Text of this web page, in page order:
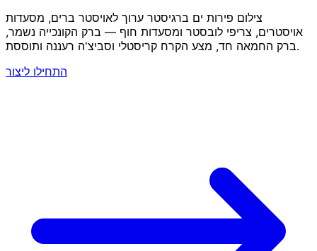
צילום פירות ים ברגיסטר ערוך לאויסטר ברים, מסעדות
אויסטרים, צריפי לובסטר ומסעדות חוף — ברק הקונכייה נשמר,
ברק החמאה חד, מצע הקרח קריסטלי וסביצ'ה רעננה ותוססת.
התחילו ליצור